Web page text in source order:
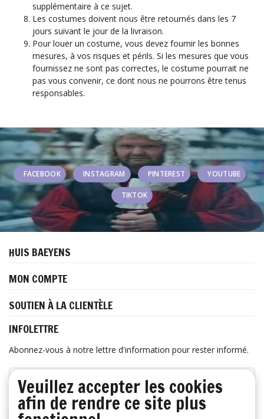
supplémentaire à ce sujet.
Les costumes doivent nous être retournés dans les 7
jours suivant le jour de la livraison.
Pour louer un costume, vous devez fournir les bonnes
mesures, à vos risques et périls. Si les mesures que vous
fournissez ne sont pas correctes, le costume pourrait ne
pas vous convenir, ce dont nous ne pourrons être tenus
responsables.
FACEBOOK INSTAGRAM PINTEREST YOUTUBE
TIKTOK
HUIS BAEYENS
MON COMPTE
SOUTIEN À LA CLIENTÈLE
INFOLETTRE
Abonnez-vous à notre lettre d'information pour rester informé.
S'ABONNER
Veuillez accepter les cookies
afin de rendre ce site plus